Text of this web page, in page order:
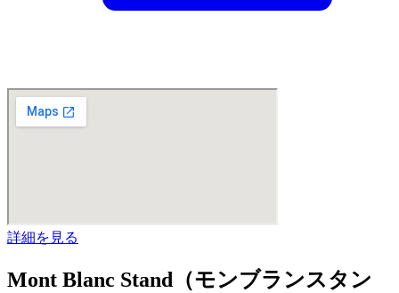
詳細を見る
Mont Blanc Stand（モンブランスタン